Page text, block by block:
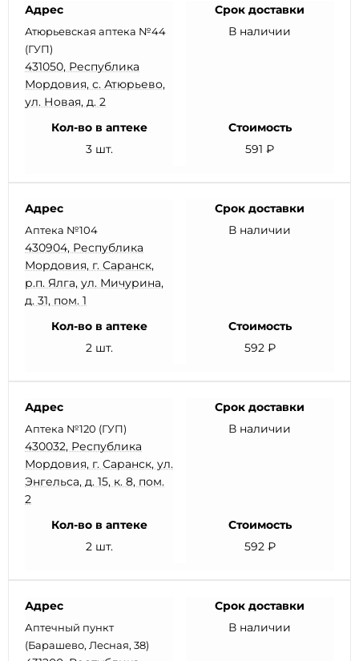
Адрес
Атюрьевская аптека №44
(ГУП)
431050, Республика
Мордовия, с. Атюрьево,
ул. Новая, д. 2
Срок доставки
В наличии
Кол-во в аптеке
3 шт.
Стоимость
591 ₽
Адрес
Аптека №104
430904, Республика
Мордовия, г. Саранск,
р.п. Ялга, ул. Мичурина,
д. 31, пом. 1
Срок доставки
В наличии
Кол-во в аптеке
2 шт.
Стоимость
592 ₽
Адрес
Аптека №120 (ГУП)
430032, Республика
Мордовия, г. Саранск, ул.
Энгельса, д. 15, к. 8, пом.
2
Срок доставки
В наличии
Кол-во в аптеке
2 шт.
Стоимость
592 ₽
Адрес
Аптечный пункт
(Барашево, Лесная, 38)
Срок доставки
В наличии